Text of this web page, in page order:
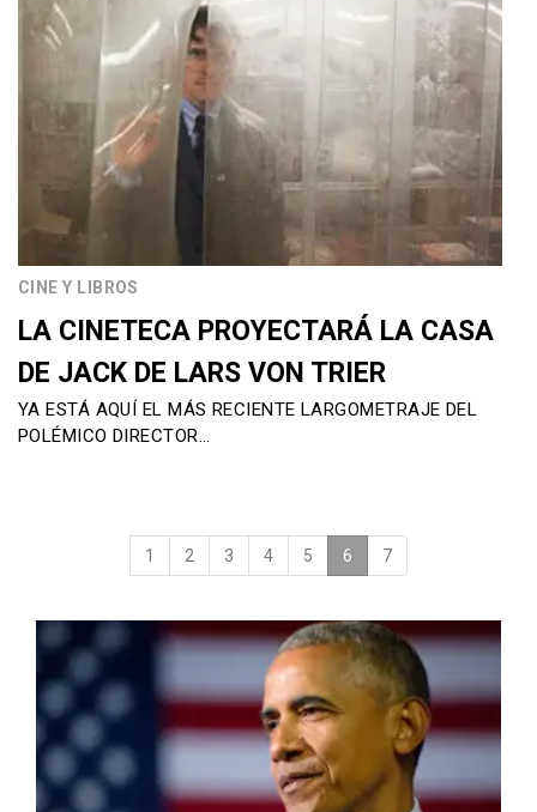
CINE Y LIBROS
LA CINETECA PROYECTARÁ LA CASA
DE JACK DE LARS VON TRIER
YA ESTÁ AQUÍ EL MÁS RECIENTE LARGOMETRAJE DEL
POLÉMICO DIRECTOR…
1 2 3 4 5 6 (current)
7